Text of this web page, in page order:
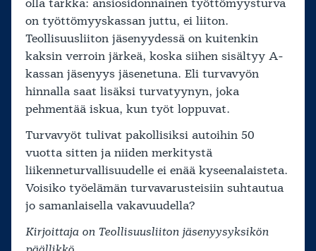
olla tarkka: ansiosidonnainen työttömyysturva
on työttömyyskassan juttu, ei liiton.
Teollisuusliiton jäsenyydessä on kuitenkin
kaksin verroin järkeä, koska siihen sisältyy A-
kassan jäsenyys jäsenetuna. Eli turvavyön
hinnalla saat lisäksi turvatyynyn, joka
pehmentää iskua, kun työt loppuvat.
Turvavyöt tulivat pakollisiksi autoihin 50
vuotta sitten ja niiden merkitystä
liikenneturvallisuudelle ei enää kyseenalaisteta.
Voisiko työelämän turvavarusteisiin suhtautua
jo samanlaisella vakavuudella?
Kirjoittaja on Teollisuusliiton jäsenyysyksikön